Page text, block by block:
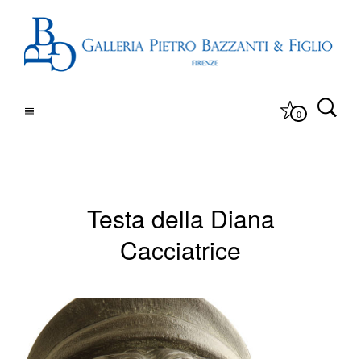
0
Testa della Diana
Cacciatrice